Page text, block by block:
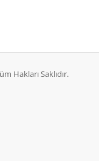
Hakları Saklıdır.